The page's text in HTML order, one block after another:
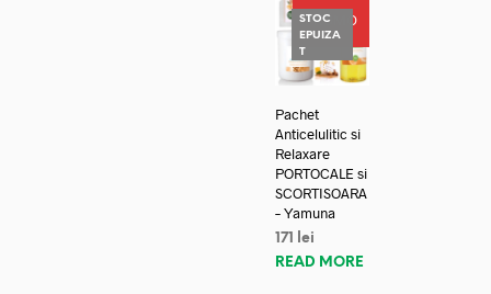
PROMO
STOC
EPUIZA
T
Pachet
Anticelulitic si
Relaxare
PORTOCALE si
SCORTISOARA
– Yamuna
171
lei
READ MORE